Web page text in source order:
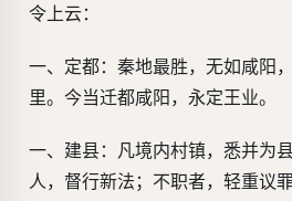
令上云：
一、定都：秦地最胜，无如咸阳
里。今当迁都咸阳，永定王业。
一、建县：凡境内村镇，悉并为
人，督行新法；不职者，轻重议罪